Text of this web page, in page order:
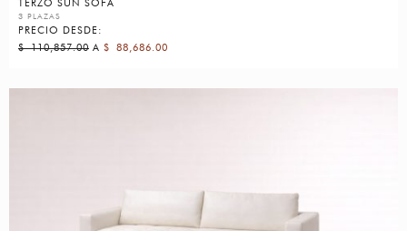
TERZO SUN SOFÁ
3 PLAZAS
PRECIO DESDE:
$110,857.00 A $ 88,686.00